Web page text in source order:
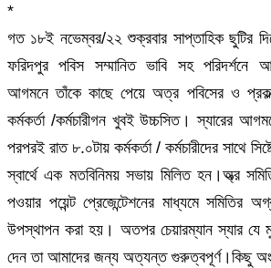
*
গত ১৮ই নভেম্বর/২২ শুক্রবার সাপ্তাহিক ছুটির
ফরিদপুর পবিস সম্মানিত ভাবি সহ পরিদর্শনে
আগমনে তাঁকে কাছে পেয়ে অত্র পবিসের ও
কর্মকর্তা /কর্মচারীগন খুবই উচ্চসিত। স্যারের
পরপরই রাত ৮.০টায় কর্মকর্তা / কর্মচারীদের সাথে
স্বার্থে এক মতবিনিময় সভায় মিলিত হন।অ্ত্র
পওয়ার পয়েন্ট প্রেজেন্টেশনের মাধ্যমে
উপস্থাপন করা হয়। অতপর চেয়ারম্যান স্যার যে
দেন তা আমাদের জন্য অত্যন্ত গুরুত্বপূর্ণ।কিছু